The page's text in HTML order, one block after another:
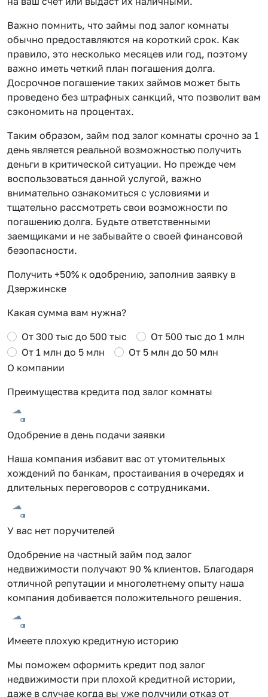
Важно помнить, что займы под залог комнаты
обычно предоставляются на короткий срок. Как
правило, это несколько месяцев или год, поэтому
важно иметь четкий план погашения долга.
Досрочное погашение таких займов может быть
проведено без штрафных санкций, что позволит вам
сэкономить на процентах.
Таким образом, займ под залог комнаты срочно за 1
день является реальной возможностью получить
деньги в критической ситуации. Но прежде чем
воспользоваться данной услугой, важно
внимательно ознакомиться с условиями и
тщательно рассмотреть свои возможности по
погашению долга. Будьте ответственными
заемщиками и не забывайте о своей финансовой
безопасности.
Получить +50% к одобрению, заполнив заявку в
Дзержинске
Какая сумма вам нужна?
От 300 тыс до 500 тыс
От 500 тыс до 1 млн
От 1 млн до 5 млн
От 5 млн до 50 млн
О компании
Преимущества кредита под залог комнаты
Одобрение в день подачи заявки
Наша компания избавит вас от утомительных
хождений по банкам, простаивания в очередях и
длительных переговоров с сотрудниками.
У вас нет поручителей
Одобрение на частный займ под залог
недвижимости получают 90 % клиентов. Благодаря
отличной репутации и многолетнему опыту наша
компания добивается положительного решения.
Имеете плохую кредитную историю
Мы поможем оформить кредит под залог
недвижимости при плохой кредитной истории,
даже в случае когда вы уже получили отказ от